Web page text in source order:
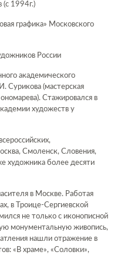
1994г.)
графика» Московского
России
академического
Сурикова (мастерская
Стажировался в
художеств у
Смоленск, Словения,
художника более десяти
в Москве. Работая
в Троице-Сергиевской
не только с иконописной
монументальную живопись,
нашли отражение в
«В храме», «Соловки»,